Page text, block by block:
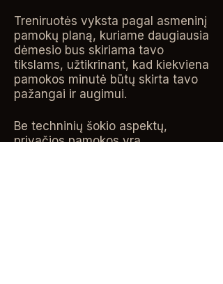
Treniruotės vyksta pagal asmeninį
pamokų planą, kuriame daugiausia
dėmesio bus skiriama tavo
tikslams, užtikrinant, kad kiekviena
pamokos minutė būtų skirta tavo
pažangai ir augimui.
Be techninių šokio aspektų,
privačios pamokos yra